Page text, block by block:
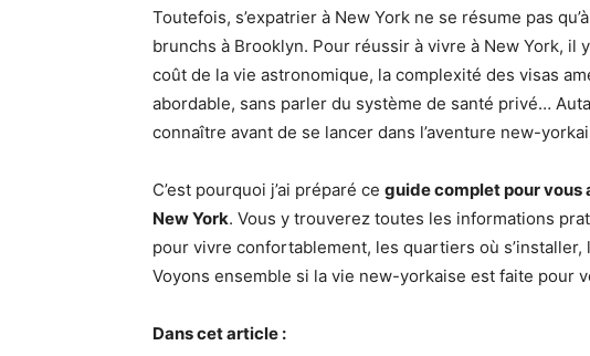
Toutefois, s’expatrier à New York ne se résume pas
brunchs à Brooklyn. Pour réussir à vivre à New York, il
coût de la vie astronomique, la complexité des visas
abordable, sans parler du système de santé privé…
connaître avant de se lancer dans l’aventure new-
C’est pourquoi j’ai préparé ce guide complet pour vous
New York. Vous y trouverez toutes les informations
pour vivre confortablement, les quartiers où s’installer,
Voyons ensemble si la vie new-yorkaise est faite pour
Dans cet article :